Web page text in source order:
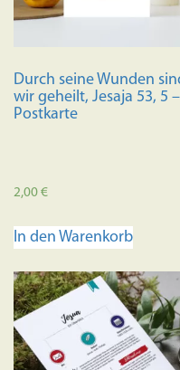
Durch seine Wunden
wir geheilt, Jesaja 53, 5 –
Postkarte
2,00€
In den Warenkorb